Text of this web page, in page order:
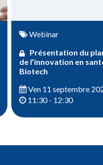
Webinar
Présentation du
de l’innovation en
Biotech
Ven 11 septembre
11:30 - 12:30